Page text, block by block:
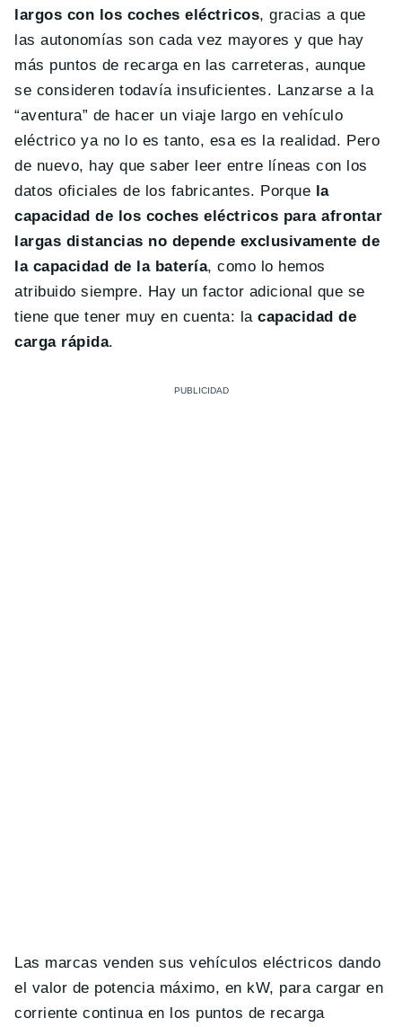
largos con los coches eléctricos, gracias a que
las autonomías son cada vez mayores y que hay
más puntos de recarga en las carreteras, aunque
se consideren todavía insuficientes. Lanzarse a la
“aventura” de hacer un viaje largo en vehículo
eléctrico ya no lo es tanto, esa es la realidad. Pero
de nuevo, hay que saber leer entre líneas con los
datos oficiales de los fabricantes. Porque la
capacidad de los coches eléctricos para afrontar
largas distancias no depende exclusivamente de
la capacidad de la batería, como lo hemos
atribuido siempre. Hay un factor adicional que se
tiene que tener muy en cuenta: lacapacidad de
carga rápida.
Las marcas venden sus vehículos eléctricos dando
el valor de potencia máximo, en kW, para cargar en
corriente continua en los puntos de recarga